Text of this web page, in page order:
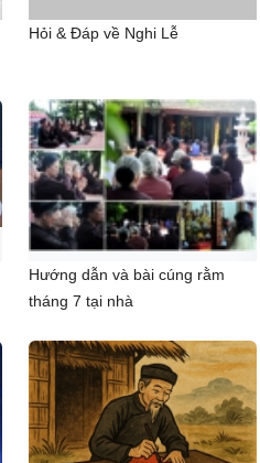
Hỏi & Đáp về Nghi Lễ
Hướng dẫn và bài cúng rằm
tháng 7 tại nhà